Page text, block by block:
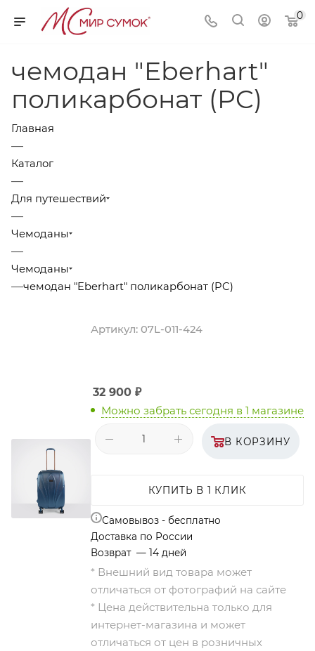
0
чемодан "Eberhart"
поликарбонат (PC)
Главная
—
Каталог
—
Для путешествий
—
Чемоданы
—
Чемоданы
—чемодан "Eberhart" поликарбонат (PC)
Артикул: 07L-011-424
32 900 ₽
Можно забрать сегодня в 1 магазине
В КОРЗИНУ
КУПИТЬ В 1 КЛИК
Самовывоз - бесплатно
Доставка по России
Возврат — 14 дней
* Внешний вид товара может
отличаться от фотографий на сайте
* Цена действительна только для
интернет-магазина и может
отличаться от цен в розничных